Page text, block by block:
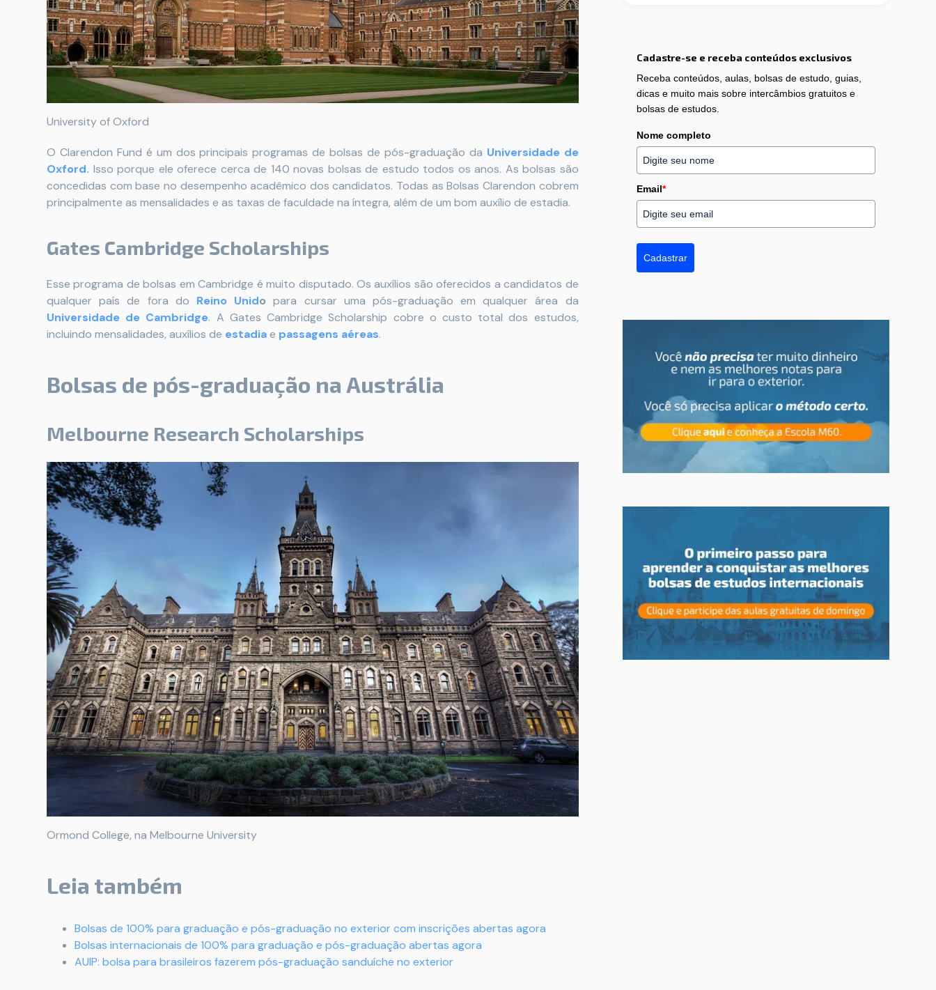
University of Oxford
O Clarendon Fund é um dos principais programas de bolsas de pós-graduação da Universidade de
Oxford. Isso porque ele oferece cerca de 140 novas bolsas de estudo todos os anos. As bolsas são
concedidas com base no desempenho acadêmico dos candidatos. Todas as Bolsas Clarendon cobrem
principalmente as mensalidades e as taxas de faculdade na íntegra, além de um bom auxílio de estadia.
Gates Cambridge Scholarships
Esse programa de bolsas em Cambridge é muito disputado. Os auxílios são oferecidos a candidatos de
qualquer país de fora do Reino Unido para cursar uma pós-graduação em qualquer área da
Universidade de Cambridge. A Gates Cambridge Scholarship cobre o custo total dos estudos,
incluindo mensalidades, auxílios de estadiae passagens aéreas.
Bolsas de pós-graduação na Austrália
Melbourne Research Scholarships
Ormond College, na Melbourne University
Leia também
Bolsas de 100% para graduação e pós-graduação no exterior com inscrições abertas agora
Bolsas internacionais de 100% para graduação e pós-graduação abertas agora
AUIP: bolsa para brasileiros fazerem pós-graduação sanduíche no exterior
Cadastre-se e receba conteúdos exclusivos
Receba conteúdos, aulas, bolsas de estudo, guias,
dicas e muito mais sobre intercâmbios gratuitos e
bolsas de estudos.
Nome completo
Email*
Cadastrar